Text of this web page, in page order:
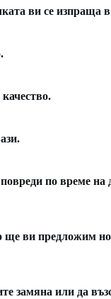
ви се изпраща
по време на
ще ви предложим
замяна или да